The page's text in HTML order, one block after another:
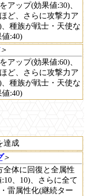
アップ(効果値:30)、
ど、さらに攻撃力ア
種族が戦士・天使な
:40)
＞
アップ(効果値:60)、
ど、さらに攻撃力ア
種族が戦士・天使な
:40)
達成
＞
全体に回復と全属性
、10)、さらに全て
雷属性化(継続ター